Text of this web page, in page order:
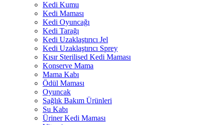
Kedi Kumu
Kedi Maması
Kedi Oyuncağı
Kedi Tarağı
Kedi Uzaklaştırıcı Jel
Kedi Uzaklaştırıcı Sprey
Kısır Sterilised Kedi Maması
Konserve Mama
Mama Kabı
Ödül Maması
Oyuncak
Sağlık Bakım Ürünleri
Su Kabı
Üriner Kedi Maması